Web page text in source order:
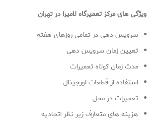
ویژگی های مرکز تعمیرگاه لامیرا در تهران
سرویس دهی در تمامی روزهای هفته
تعیین زمان سرویس دهی
مدت زمان کوتاه تعمیرات
استفاده از قطعات اورجینال
تعمیرات در محل
هزینه های متعارف زیر نظر اتحادیه